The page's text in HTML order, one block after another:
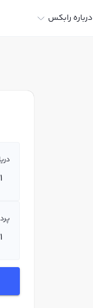
درباره رابکس